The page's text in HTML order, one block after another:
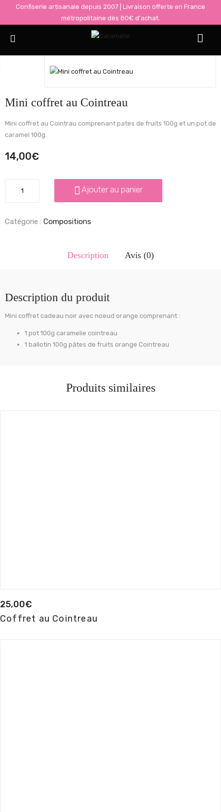
Confiserie artisanale depuis 2007 | Livraison offerte en France
métropolitaine dès 80€ d'achat.
Mini coffret au Cointreau
Mini coffret au Cointreau
Mini coffret au Cointrau comprenant pates de fruits 100g et un pot de
caramel 100g.
14,00€
Ajouter au panier
Catégorie : Compositions
Description Avis (0)
Description du produit
Mini coffret cadeau noir avec noeud orange comprenant :
1 pot 100g caramelie cointreau
1 ballotin 100g pâtes de fruits orange Cointreau
Produits similaires
25,00€
Coffret au Cointreau